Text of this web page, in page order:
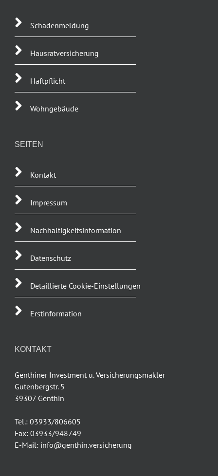
Schadenmeldung
Hausratversicherung
Haftpflicht
Wohngebäude
SEITEN
Kontakt
Impressum
Nachhaltigkeitsinformation
Datenschutz
Detaillierte Cookie-Einstellungen
Erstinformation
KONTAKT
Genthiner Investment u. Versicherungsmakler
Gutenbergstr. 5
39307 Genthin
Tel.: 03933/806605
Fax: 03933/948749
E-Mail: info@genthin.versicherung